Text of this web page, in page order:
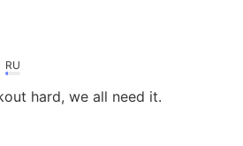
RU
hard, we all need it.